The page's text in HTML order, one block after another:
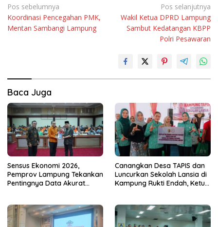
Navigasi
pos
Pos sebelumnya
Koordinasi Pencegahan PMK,
Mentan Sambangi Lampung
Pos selanjutnya
Wakil Ketua DPRD Lampung
Sambut Kedatangan KBPP
Polri Pesawaran
Baca Juga
Sensus Ekonomi 2026,
Pemprov Lampung Tekankan
Pentingnya Data Akurat
Canangkan Desa TAPIS dan
Luncurkan Sekolah Lansia di
Kampung Rukti Endah, Ketua
dari Desa